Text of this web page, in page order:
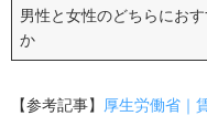
男性と女性のどちらにお
か
【参考記事】 厚生労働省｜